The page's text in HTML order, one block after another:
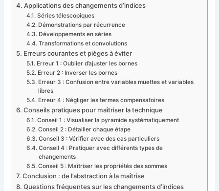
Applications des changements d’indices
Séries télescopiques
Démonstrations par récurrence
Développements en séries
Transformations et convolutions
Erreurs courantes et pièges à éviter
Erreur 1 : Oublier d’ajuster les bornes
Erreur 2 : Inverser les bornes
Erreur 3 : Confusion entre variables muettes et variables
libres
Erreur 4 : Négliger les termes compensatoires
Conseils pratiques pour maîtriser la technique
Conseil 1 : Visualiser la pyramide systématiquement
Conseil 2 : Détailler chaque étape
Conseil 3 : Vérifier avec des cas particuliers
Conseil 4 : Pratiquer avec différents types de
changements
Conseil 5 : Maîtriser les propriétés des sommes
Conclusion : de l’abstraction à la maîtrise
Questions fréquentes sur les changements d’indices